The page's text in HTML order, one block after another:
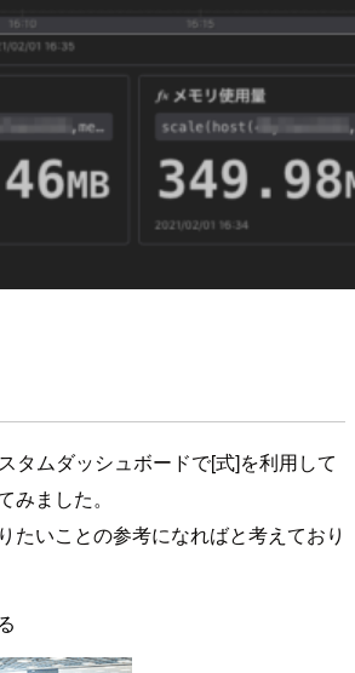
タムダッシュボードで[式]を利用して
みました。
たいことの参考になればと考えており